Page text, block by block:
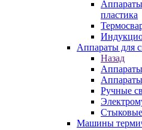
Аппараты
пластика
Аппараты для
Назад
Ручные
Машины